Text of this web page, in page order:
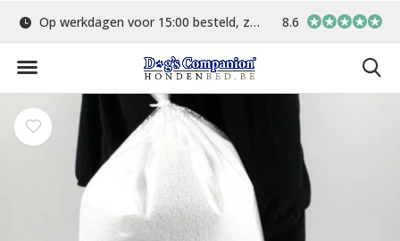
Op werkdagen voor 15:00 besteld, zelfde dag verstuurd Gratis verzending
8.6